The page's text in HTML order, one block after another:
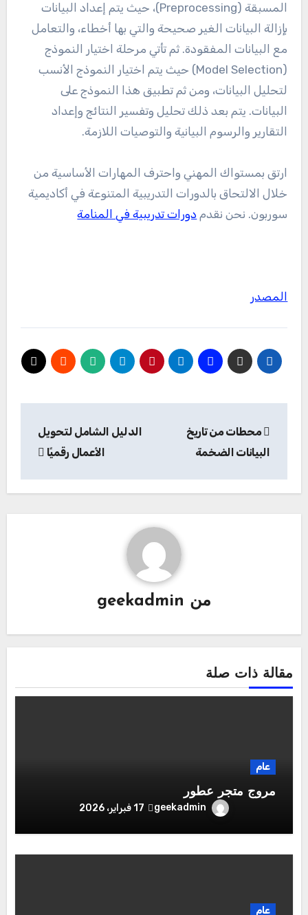
المسبقة (Preprocessing)، حيث يتم إعداد البيانات
بإزالة البيانات الغير صحيحة والتي بها أخطاء، والتعامل
مع البيانات المفقودة. ثم تأتي مرحلة اختيار النموذج
(Model Selection) حيث يتم اختيار النموذج الأنسب
لتحليل البيانات، ومن ثم تطبيق هذا النموذج على
البيانات. يتم بعد ذلك تحليل وتفسير النتائج وإعداد
التقارير والرسوم البيانية والتوصيات اللازمة.
ارتق بمستواك المهني واحترف المهارات الأساسية من
خلال الالتحاق بالدورات التدريبية المتنوعة في أكاديمية
سوربون. نحن نقدم دورات تدريبية في المنامة
المصدر
المقالات
محطات من تاريخ
البيانات الضخمة
الدليل الشامل لتحويل
الأعمال رقميًا
من geekadmin
مقالة ذات صلة
عام
مروج متجر عطور
geekadmin 17 فبراير، 2026
عام